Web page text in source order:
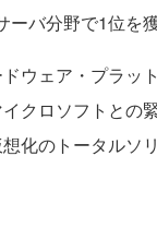
ーバ分野で1位を
ウェア・プラッ
クロソフトとの
化のトータルソ